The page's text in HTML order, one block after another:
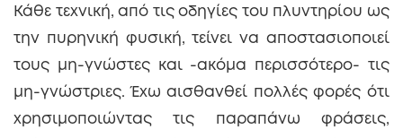
Κάθε τεχνική, από τις οδηγίες του πλυντηρίου ως
την πυρηνική φυσική, τείνει να αποστασιοποιεί
τους μη-γνώστες και -ακόμα περισσότερο- τις
μη-γνώστριες. Έχω αισθανθεί πολλές φορές ότι
χρησιμοποιώντας τις παραπάνω φράσεις,